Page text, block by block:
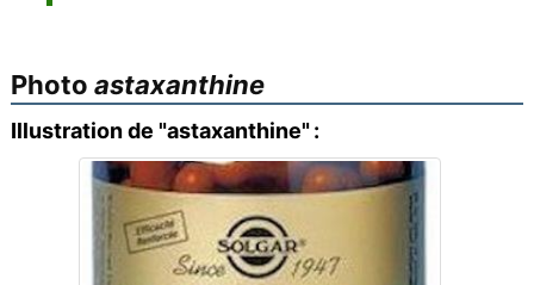
Photo astaxanthine
Illustration de "astaxanthine" :